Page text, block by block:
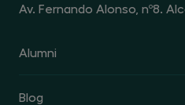
Av. Fernando Alonso, nº8.
Alumni
Blog